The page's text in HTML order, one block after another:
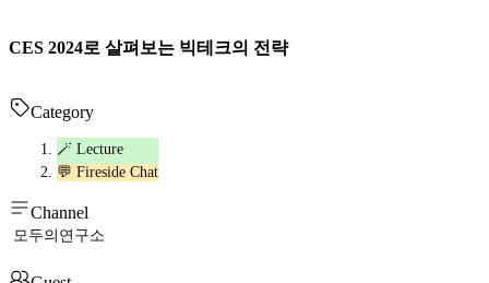
CES 2024로 살펴보는 빅테크의 전략
Category
🪄 Lecture
💬 Fireside Chat
Channel
모두의연구소